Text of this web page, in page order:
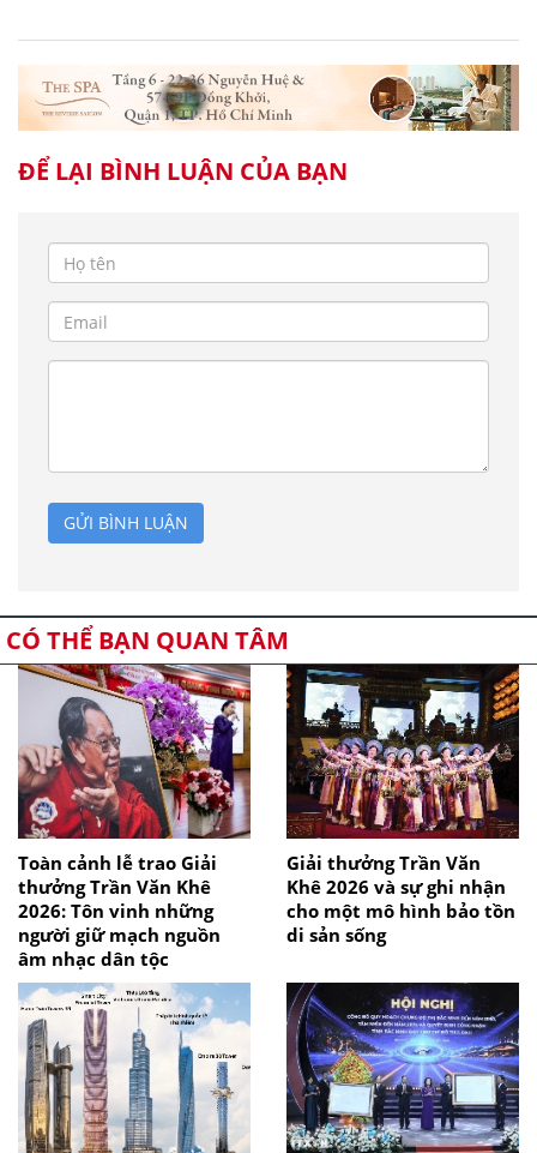
ĐỂ LẠI BÌNH LUẬN CỦA BẠN
GỬI BÌNH LUẬN
CÓ THỂ BẠN QUAN TÂM
Toàn cảnh lễ trao Giải
thưởng Trần Văn Khê
2026: Tôn vinh những
người giữ mạch nguồn
âm nhạc dân tộc
Giải thưởng Trần Văn
Khê 2026 và sự ghi nhận
cho một mô hình bảo tồn
di sản sống